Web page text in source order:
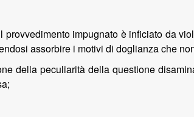
provvedimento impugnato è inficiato da
assorbire i motivi di doglianza che
della peculiarità della questione